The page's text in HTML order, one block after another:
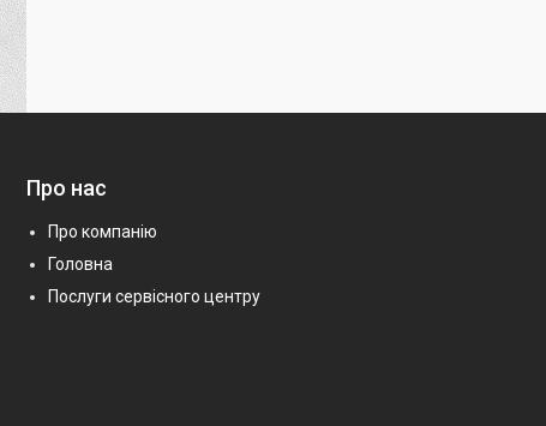
Про нас
Про компанію
Головна
Послуги сервісного центру